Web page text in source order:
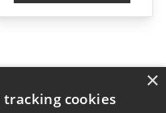
×
cookies